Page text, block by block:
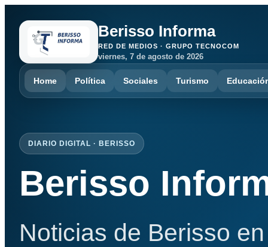
Berisso Informa
RED DE MEDIOS · GRUPO TECNOCOM
viernes, 7 de agosto de 2026
Home Política Sociales Turismo
DIARIO DIGITAL · BERISSO
Berisso
Noticias de Berisso